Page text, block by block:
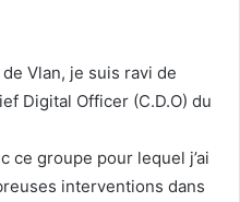
Vlan, je suis ravi de
Digital Officer (C.D.O) du
ce groupe pour lequel j’ai
interventions dans